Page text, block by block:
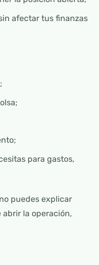
afectar tus finanzas
para gastos,
puedes explicar
la operación,